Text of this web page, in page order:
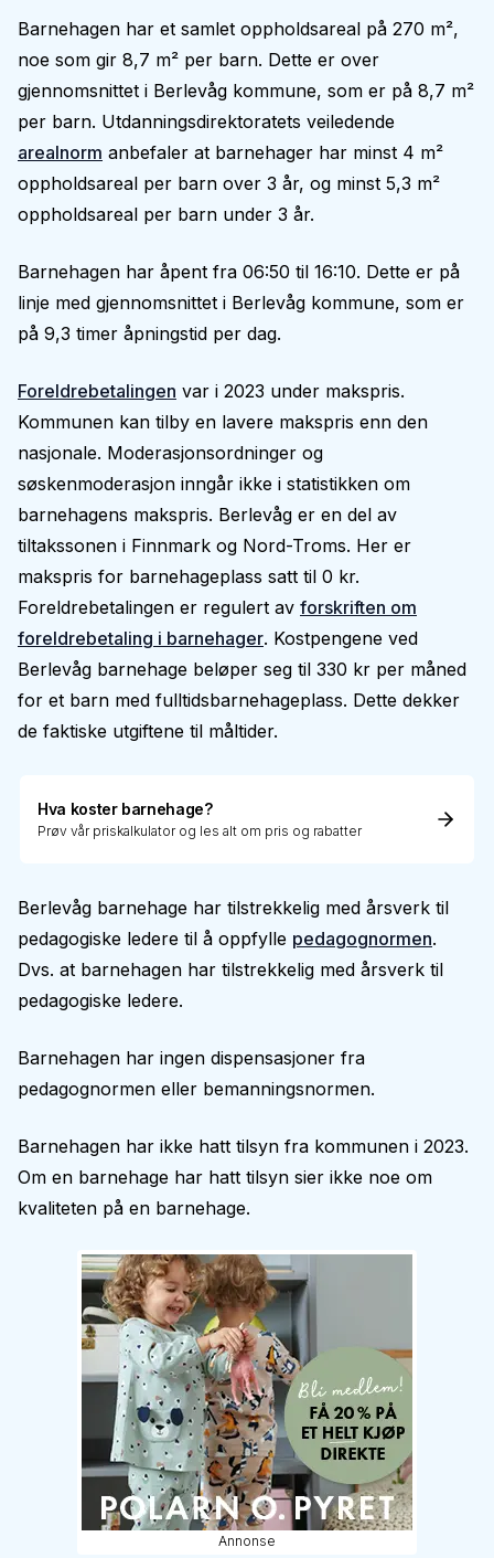
Barnehagen har et samlet oppholdsareal på 270 m²,
noe som gir 8,7 m² per barn. Dette er over
gjennomsnittet i Berlevåg kommune, som er på 8,7 m²
per barn. Utdanningsdirektoratets veiledende
arealnorm anbefaler at barnehager har minst 4 m²
oppholdsareal per barn over 3 år, og minst 5,3 m²
oppholdsareal per barn under 3 år.
Barnehagen har åpent fra 06:50 til 16:10. Dette er på
linje med gjennomsnittet i Berlevåg kommune, som er
på 9,3 timer åpningstid per dag.
Foreldrebetalingen var i 2023 under makspris.
Kommunen kan tilby en lavere makspris enn den
nasjonale. Moderasjonsordninger og
søskenmoderasjon inngår ikke i statistikken om
barnehagens makspris. Berlevåg er en del av
tiltakssonen i Finnmark og Nord-Troms. Her er
makspris for barnehageplass satt til 0 kr.
Foreldrebetalingen er regulert av forskriften om
foreldrebetaling i barnehager. Kostpengene ved
Berlevåg barnehage beløper seg til 330 kr per måned
for et barn med fulltidsbarnehageplass. Dette dekker
de faktiske utgiftene til måltider.
Hva koster barnehage?
Prøv vår priskalkulator og les alt om pris og rabatter
Berlevåg barnehage har tilstrekkelig med årsverk til
pedagogiske ledere til å oppfylle pedagognormen.
Dvs. at barnehagen har tilstrekkelig med årsverk til
pedagogiske ledere.
Barnehagen har ingen dispensasjoner fra
pedagognormen eller bemanningsnormen.
Barnehagen har ikke hatt tilsyn fra kommunen i 2023.
Om en barnehage har hatt tilsyn sier ikke noe om
kvaliteten på en barnehage.
Annonse